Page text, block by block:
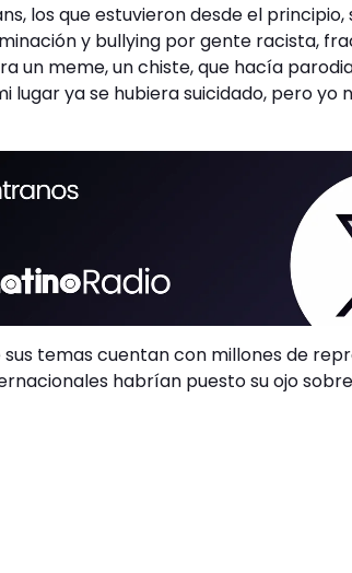
los que estuvieron desde el
y bullying por gente racista,
un meme, un chiste, que hacía
lugar ya se hubiera suicidado, pero yo
sus temas cuentan con millones de
habrían puesto su ojo